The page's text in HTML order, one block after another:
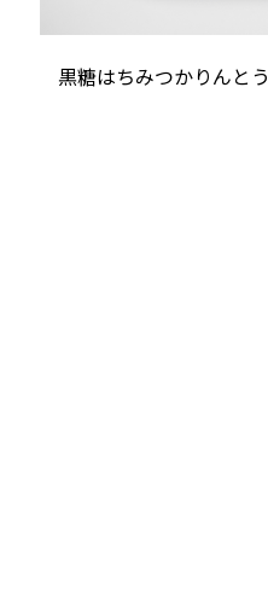
黒糖はちみつかりんとう